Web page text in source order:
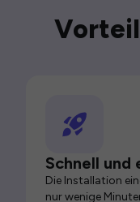
Schnell und
Die Installation
nur wenige